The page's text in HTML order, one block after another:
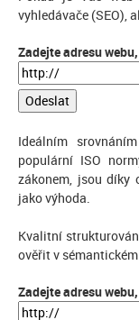
vyhledávače (SEO),
Zadejte adresu
Ideálním
populární ISO
zákonem, jsou díky
jako výhoda.
Kvalitní
ověřit v
Zadejte adresu